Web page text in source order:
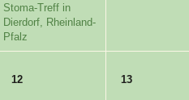
Stoma-Treff in
Dierdorf, Rheinland-
Pfalz
12 13